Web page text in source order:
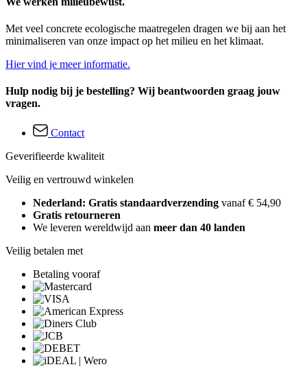
Met veel concrete ecologische maatregelen dragen we bij aan het
minimaliseren van onze impact op het milieu en het klimaat.
Hier vind je meer informatie.
Hulp nodig bij je bestelling? Wij beantwoorden graag jouw
vragen.
Contact
Geverifieerde kwaliteit
Veilig en vertrouwd winkelen
Nederland: Gratis standaardverzending vanaf € 54,90
Gratis retourneren
We leveren wereldwijd aan meer dan 40 landen
Veilig betalen met
Betaling vooraf